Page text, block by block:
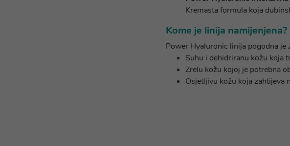
Kremasta formula koja
Kome je linija namijenjena?
Power Hyaluronic linija pogodna je
Suhu i dehidriranu kožu koja
Zrelu kožu kojoj je potrebna
Osjetljivu kožu koja zahtijeva